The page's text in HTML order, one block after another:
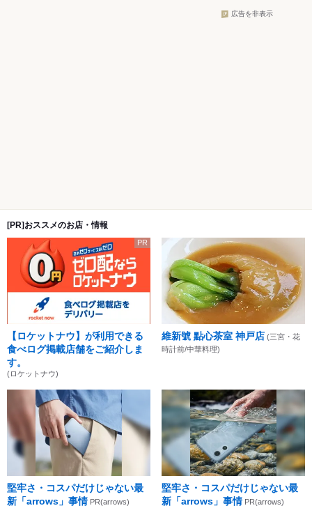
広告を非表示
[PR]おススメのお店・情報
PR
【ロケットナウ】が利用できる
食べログ掲載店舗をご紹介しま
す。
(ロケットナウ)
維新號 點心茶室 神戸店 (三宮・花
時計前/中華料理)
堅牢さ・コスパだけじゃない最
新「arrows」事情 PR(arrows)
堅牢さ・コスパだけじゃない最
新「arrows」事情 PR(arrows)